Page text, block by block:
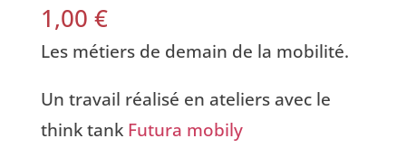
1,00 €
Les métiers de demain de la mobilité.
Un travail réalisé en ateliers avec le
think tank Futura mobily